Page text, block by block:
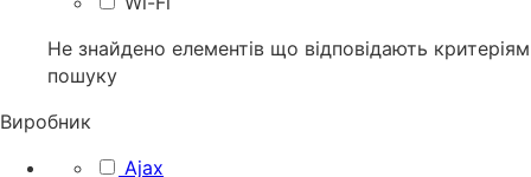
Не знайдено елементів що відповідають критеріям
пошуку
Виробник
Ajax